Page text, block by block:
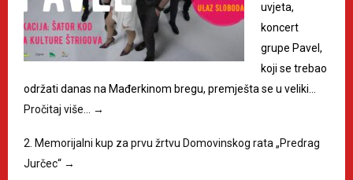
uvjeta,
koncert
grupe Pavel,
koji se trebao
održati danas na Mađerkinom bregu, premješta se u veliki…
Pročitaj više… →
2. Memorijalni kup za prvu žrtvu Domovinskog rata „Predrag
Jurčec“ →